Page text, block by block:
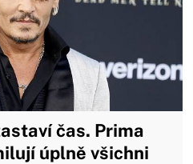
čas. Prima
úplně všichni